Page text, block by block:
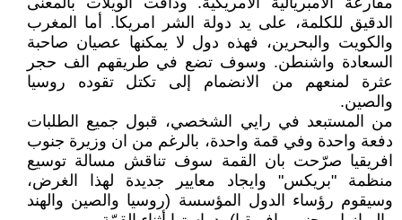
الدقيق للكلمة، على يد دولة الشر امريكا. أما المغرب
والكويت والبحرين، فهذه دول لا يمكنها عصيان صاحبة
السعادة واشنطن. وسوف تضع في طريقهم الف حجر
عثرة لمنعهم من الانضمام إلى تكتل تقوده روسيا
والصين.
من المستبعد في رايي الشخصي، قبول جميع الطلبات
دفعة واحدة وفي قمة واحدة، بالرغم من ان وزيرة جنوب
افريقيا صرّحت بان القمة سوف تناقش مسالة توسيع
منظمة "بريكس" وايجاد معايير جديدة لهذا الغرض،
وسيقوم رؤساء الدول المؤسسة (روسيا والصين والهند